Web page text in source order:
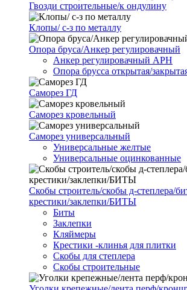
Гвозди строительные/к ондулину
Клопы/ с-з по металлу
Опора бруса/Анкер регулировачный
Анкер регулировачный АРН
Опора брусса открытая/
Саморез ГД
Саморез кровельный
Саморез универсальный
Универсальные желтые
Универсальные оцинкованные
Скобы строитель/скобы д-степлера/
крестики/заклепки/БИТЫ
Биты
Заклепки
Кляймеры
Крестики -клинья для плитки
Скобы для степлера
Скобы строительные